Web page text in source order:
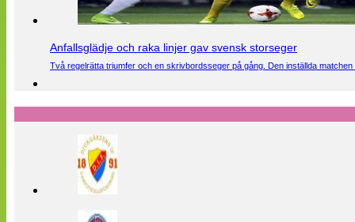
Anfallsglädje och raka linjer gav svensk storseger
Två regelrätta triumfer och en skrivbordsseger på gång. Den inställda